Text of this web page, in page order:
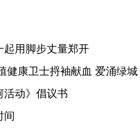
起用脚步丈量郑开
健康卫士捋袖献血 爱涌绿城
活动》倡议书
间